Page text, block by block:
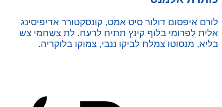
לורם איפסום דולור סיט אמט, קונסקטורר אדיפיסינג
אלית לפרומי בלוף קינץ תתיח לרעח. לת צשחמי צש
בליא, מנסוטו צמלח לביקו ננבי, צמוקו בלוקריה.